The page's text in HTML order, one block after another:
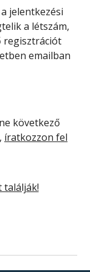
jelentkezési
a létszám,
regisztrációt
emailban
következő
íratkozzon fel
találják!